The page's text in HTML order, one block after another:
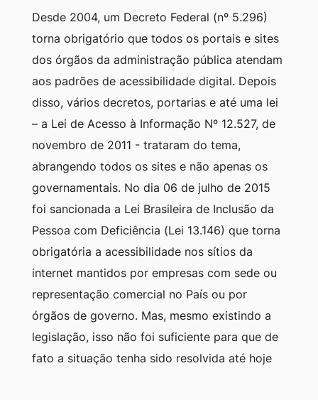
Desde 2004, um Decreto Federal (nº 5.296)
torna obrigatório que todos os portais e sites
dos órgãos da administração pública atendam
aos padrões de acessibilidade digital. Depois
disso, vários decretos, portarias e até uma lei
– a Lei de Acesso à Informação Nº 12.527, de
novembro de 2011 - trataram do tema,
abrangendo todos os sites e não apenas os
governamentais. No dia 06 de julho de 2015
foi sancionada a Lei Brasileira de Inclusão da
Pessoa com Deficiência (Lei 13.146) que torna
obrigatória a acessibilidade nos sítios da
internet mantidos por empresas com sede ou
representação comercial no País ou por
órgãos de governo. Mas, mesmo existindo a
legislação, isso não foi suficiente para que de
fato a situação tenha sido resolvida até hoje